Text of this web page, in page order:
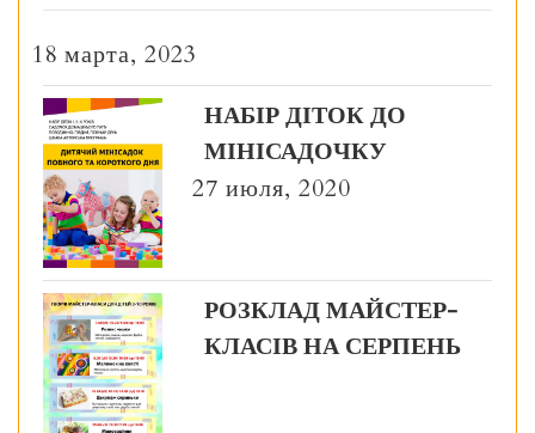
18 марта, 2023
НАБІР ДІТОК ДО
МІНІСАДОЧКУ
27 июля, 2020
РОЗКЛАД МАЙСТЕР-
КЛАСІВ НА СЕРПЕНЬ